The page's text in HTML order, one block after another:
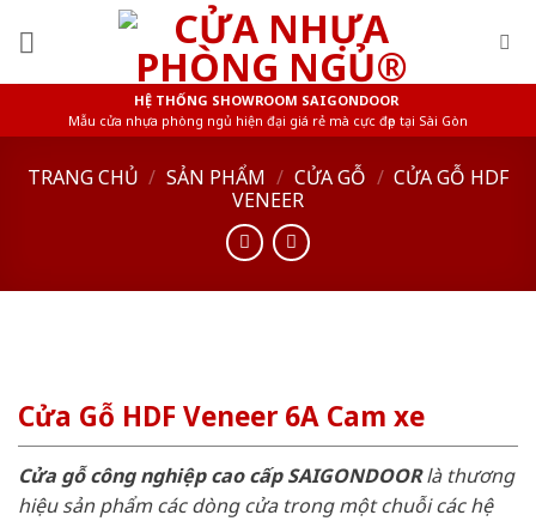
HỆ THỐNG SHOWROOM SAIGONDOOR
Mẫu cửa nhựa phòng ngủ hiện đại giá rẻ mà cực đẹp tại Sài Gòn
TRANG CHỦ / SẢN PHẨM / CỬA GỖ / CỬA GỖ HDF
VENEER
Cửa Gỗ HDF Veneer 6A Cam xe
Cửa gỗ công nghiệp cao cấp SAIGONDOORlà thương
hiệu sản phẩm các dòng cửa trong một chuỗi các hệ